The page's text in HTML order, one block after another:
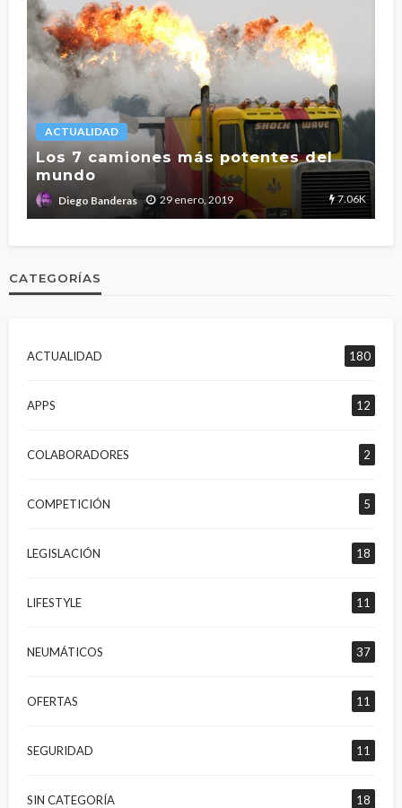
ACTUALIDAD
Los 7 camiones más potentes del
mundo
Diego Banderas 29 enero, 2019 7.06K
CATEGORÍAS
ACTUALIDAD 180
APPS 12
COLABORADORES 2
COMPETICIÓN 5
LEGISLACIÓN 18
LIFESTYLE 11
NEUMÁTICOS 37
OFERTAS 11
SEGURIDAD 11
SIN CATEGORÍA 18